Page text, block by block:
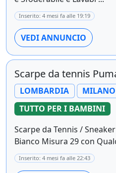
Inserito: 4 mesi fa alle 19:19
VEDI ANNUNCIO
Scarpe da tennis
LOMBARDIA MILANO
TUTTO PER I BAMBINI
Scarpe da Tennis /
Bianco Misura 29 con
Inserito: 4 mesi fa alle 22:43